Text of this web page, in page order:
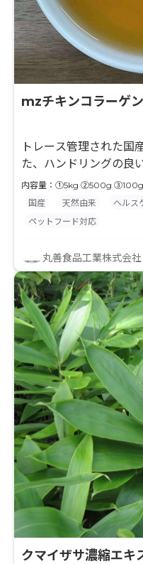
mzチキンコラーゲ
トレース管理された国
た、ハンドリングの良
ンです(分子量2,000
1000mgが摂取できま
(5kg×4袋,500g×20袋
内容量：①5kg ②500g ③100g
国産
天然由来 ヘルス
ペットフード対応
丸善食品工業株式会社
クマイザサ濃縮エキ